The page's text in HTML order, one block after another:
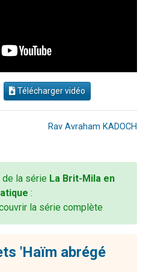
Télécharger vidéo
Rav Avraham KADOCH
la série La Brit-Mila en
:
la série complète
'Haïm abrégé